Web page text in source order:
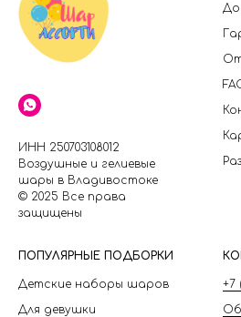
ИНН 250703108012
Воздушные и гелиевые
шары в Владивостоке
© 2025 Все права
защищены
ПОПУЛЯРНЫЕ ПОДБОРКИ
Детские наборы шаров
Для девушки
+7